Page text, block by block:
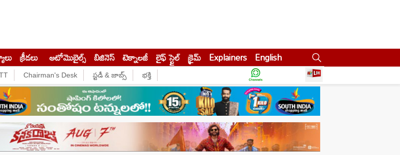
క్రీడలు ఆటోమొబైల్స్ బిజినెస్‌ టెక్నాలజీ లైఫ్ స్టైల్ క్రైమ్ Explainers English
Chairman's Desk స్టడీ & జాబ్స్ భక్తి